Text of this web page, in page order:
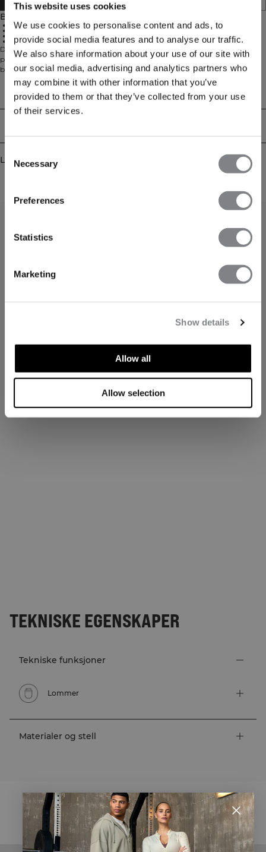
This website uses cookies
We use cookies to personalise content and ads, to
provide social media features and to analyse our traffic.
We also share information about your use of our site with
our social media, advertising and analytics partners who
may combine it with other information that you’ve
provided to them or that they’ve collected from your use
of their services.
Selection
Necessary
Preferences
Statistics
Marketing
Show details
Allow all
Allow selection
Beskrivelse
Avslappet oversize passform
Lommer foran
Justerbar hette
Retro-inspirert ryggtrykk
Designet for komfort og stil, har Everyday Relaxed Hoodie Print en oversize
passform og et retro-inspirert merketrykk på ryggen. Laget av en myk
børstet blanding av 60% bomull og 40% polyester, inkluderer den
håndlommer, en justerbar snørehette og en løs silhuett – perfekt for
treningsstudio, jobb eller avslapping hjemme.
Tekniske egenskaper
Lignende produkter
TEKNISKE EGENSKAPER
Tekniske funksjoner
Lommer
Materialer og stell
STYLE WITH